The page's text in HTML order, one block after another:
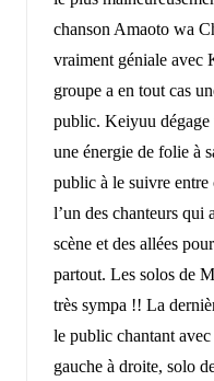
chanson Amaoto wa
vraiment géniale avec
groupe a en tout cas
public. Keiyuu dégage
une énergie de folie à
public à le suivre entre
l’un des chanteurs qui
scène et des allées
partout. Les solos de
très sympa !! La
le public chantant
gauche à droite, solo